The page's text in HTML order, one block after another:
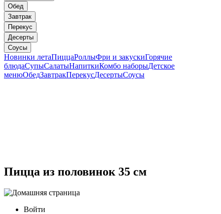
Обед
Завтрак
Перекус
Десерты
Соусы
Новинки летаПиццаРоллыФри и закускиГорячие
блюдаСупыСалатыНапиткиКомбо наборыДетское
менюОбедЗавтракПерекусДесертыСоусы
Пицца из половинок 35 см
Войти